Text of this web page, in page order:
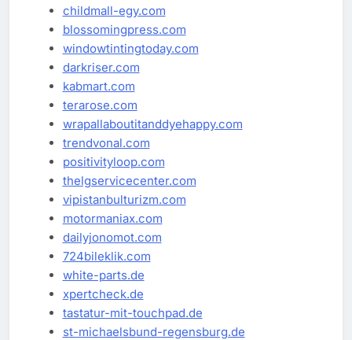
childmall-egy.com
blossomingpress.com
windowtintingtoday.com
darkriser.com
kabmart.com
terarose.com
wrapallaboutitanddyehappy.com
trendvonal.com
positivityloop.com
thelgservicecenter.com
vipistanbulturizm.com
motormaniax.com
dailyjonomot.com
724bileklik.com
white-parts.de
xpertcheck.de
tastatur-mit-touchpad.de
st-michaelsbund-regensburg.de